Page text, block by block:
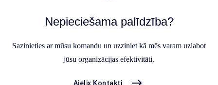
Nepieciešama palīdzība?
Sazinieties ar mūsu komandu un uzziniet kā mēs varam uzlabot
jūsu organizācijas efektivitāti.
Ajelix Kontakti